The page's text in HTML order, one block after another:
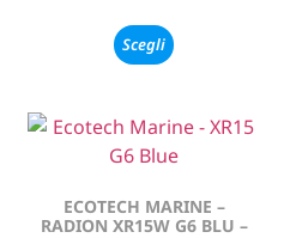
Scegli
ECOTECH MARINE –
RADION XR15W G6 BLU –